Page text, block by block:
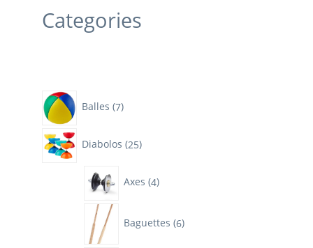
Categories
Balles 7
produits
Diabolos 25
produits
Axes 4
produits
Baguettes 6produits